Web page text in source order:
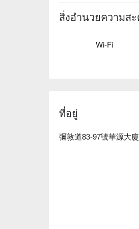
看⬇︎
สิ่งอำนวยความส
Wi-Fi
ที่อยู่
彌敦道83-97號華源大